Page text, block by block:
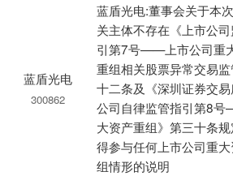
蓝盾光电
300862
蓝盾光电:董事会关于本
关主体不存在《上市公
引第7号——上市公司重
重组相关股票异常交易
十二条及《深圳证券交
公司自律监管指引第8
大资产重组》第三十条
得参与任何上市公司重
组情形的说明